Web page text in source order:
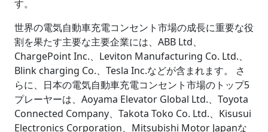
す。
世界の電気自動車充電コンセント市場の成長に重要な役
割を果たす主要な主要企業には、ABB Ltd、
ChargePoint Inc.、Leviton Manufacturing Co. Ltd.、
Blink charging Co.、Tesla Inc.などが含まれます。 さ
らに、日本の電気自動車充電コンセント市場のトップ5
プレーヤーは、Aoyama Elevator Global Ltd.、Toyota
Connected Company、Takota Toko Co. Ltd.、Kisusui
Electronics Corporation、Mitsubishi Motor Japanな